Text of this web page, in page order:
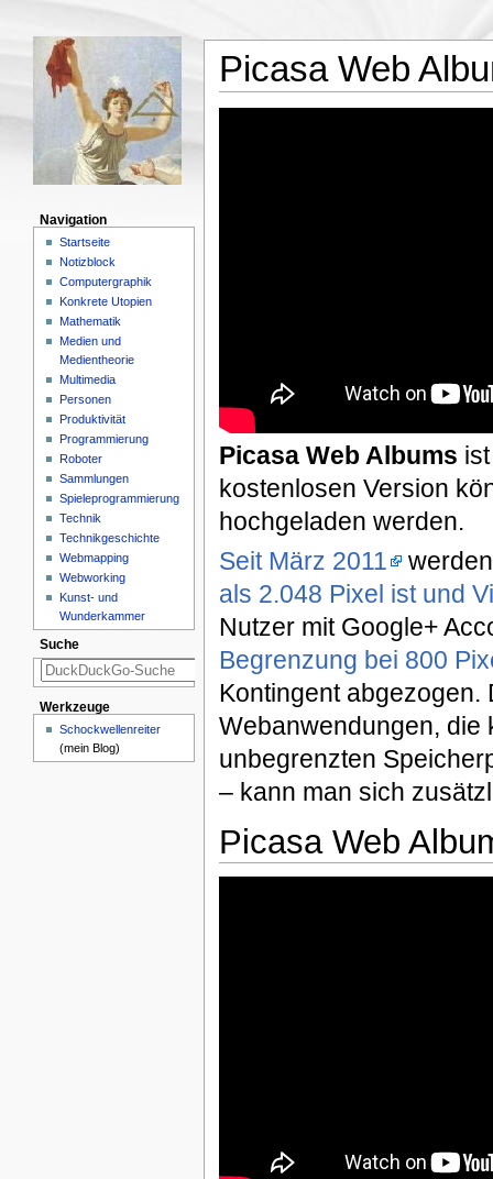
Picasa Web
Picasa Web Albums
kostenlosen Version
hochgeladen werden.
Seit März 2011
als 2.048 Pixel ist und
Nutzer mit Google+
Begrenzung bei 800
Kontingent abgezogen.
Webanwendungen, die
unbegrenzten
– kann man sich
Picasa Web
Navigation
Startseite
Notizblock
Computergraphik
Konkrete Utopien
Mathematik
Medien und
Medientheorie
Multimedia
Personen
Produktivität
Programmierung
Roboter
Sammlungen
Spieleprogrammierung
Technik
Technikgeschichte
Webmapping
Webworking
Kunst- und
Wunderkammer
Suche
Werkzeuge
Schockwellenreiter
(mein Blog)